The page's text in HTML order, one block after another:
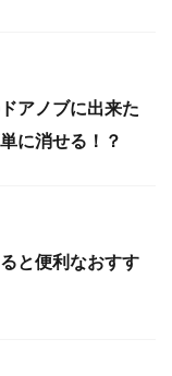
アノブに出来た
に消せる！？
と便利なおすす